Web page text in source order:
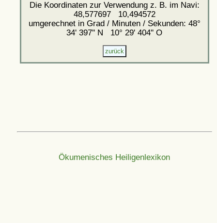
Die Koordinaten zur Verwendung z. B. im Navi:
48,577697 10,494572
umgerechnet in Grad / Minuten / Sekunden: 48°
34' 397'' N 10° 29' 404'' O
Ökumenisches Heiligenlexikon